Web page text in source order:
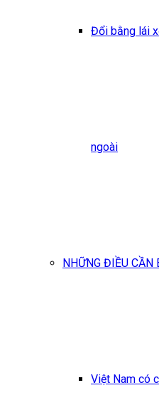
Đổi bằng lái
ngoài
NHỮNG ĐIỀU CẦN
Việt Nam có